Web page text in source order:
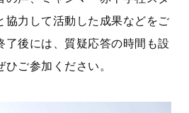
協力して活動した成果などをご
了後には、質疑応答の時間も設
ご参加ください。